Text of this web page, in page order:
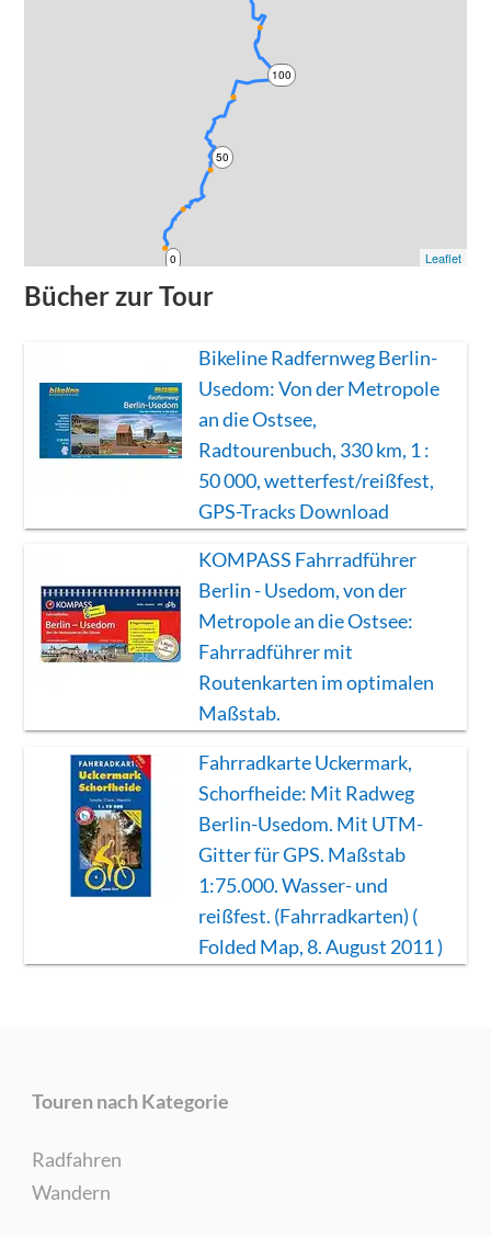
0
50
100
Leaflet
Bücher zur Tour
Bikeline Radfernweg Berlin-
Usedom: Von der Metropole
an die Ostsee,
Radtourenbuch, 330 km, 1 :
50 000, wetterfest/reißfest,
GPS-Tracks Download
KOMPASS Fahrradführer
Berlin - Usedom, von der
Metropole an die Ostsee:
Fahrradführer mit
Routenkarten im optimalen
Maßstab.
Fahrradkarte Uckermark,
Schorfheide: Mit Radweg
Berlin-Usedom. Mit UTM-
Gitter für GPS. Maßstab
1:75.000. Wasser- und
reißfest. (Fahrradkarten) (
Folded Map, 8. August 2011 )
Touren nach Kategorie
Radfahren
Wandern